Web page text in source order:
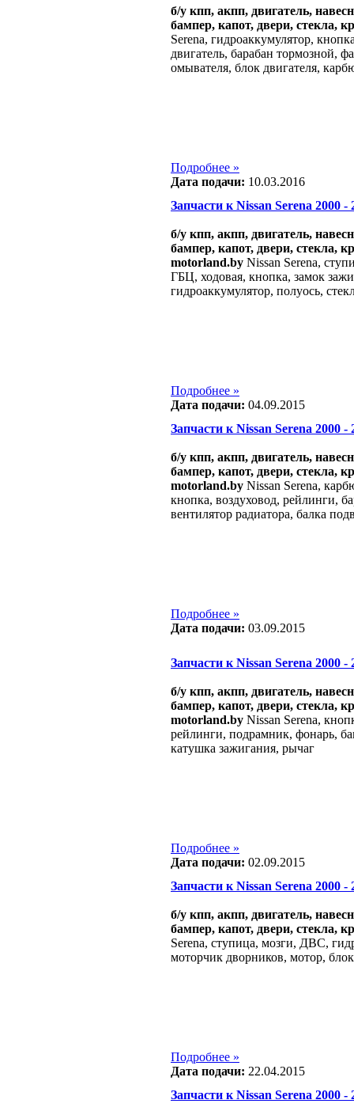
б/у кпп, акпп, двигатель,
бампер, капот, двери, стекла,
Serena, гидроаккумулятор,
двигатель, барабан тормозной,
омывателя, блок двигателя,
Подробнее »
Дата подачи: 10.03.2016
Запчасти к Nissan Serena 2000 -
б/у кпп, акпп, двигатель,
бампер, капот, двери, стекла,
motorland.by Nissan Serena,
ГБЦ, ходовая, кнопка, замок
гидроаккумулятор, полуось,
Подробнее »
Дата подачи: 04.09.2015
Запчасти к Nissan Serena 2000 -
б/у кпп, акпп, двигатель,
бампер, капот, двери, стекла,
motorland.by Nissan Serena,
кнопка, воздуховод, рейлинги,
вентилятор радиатора, балка
Подробнее »
Дата подачи: 03.09.2015
Запчасти к Nissan Serena 2000 -
б/у кпп, акпп, двигатель,
бампер, капот, двери, стекла,
motorland.by Nissan Serena,
рейлинги, подрамник, фонарь,
катушка зажигания, рычаг
Подробнее »
Дата подачи: 02.09.2015
Запчасти к Nissan Serena 2000 -
б/у кпп, акпп, двигатель,
бампер, капот, двери, стекла,
Serena, ступица, мозги, ДВС,
моторчик дворников, мотор,
Подробнее »
Дата подачи: 22.04.2015
Запчасти к Nissan Serena 2000 -